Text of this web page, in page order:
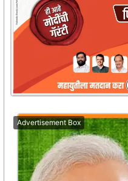
Advertisement Box